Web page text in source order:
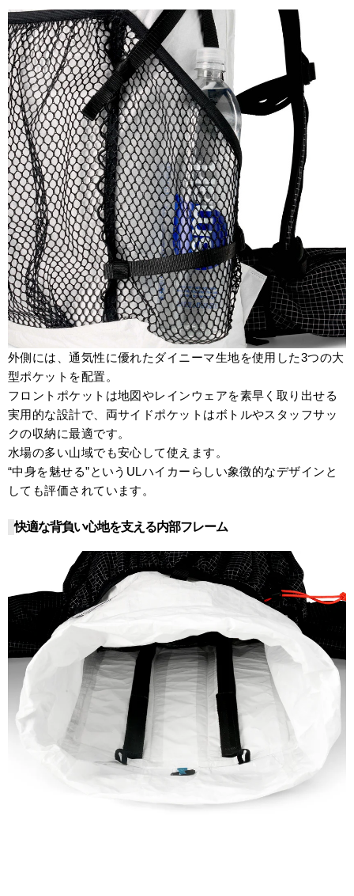
外側には、通気性に優れたダイニーマ生地を使用した3つの大
型ポケットを配置。
フロントポケットは地図やレインウェアを素早く取り出せる
実用的な設計で、両サイドポケットはボトルやスタッフサッ
クの収納に最適です。
水場の多い山域でも安心して使えます。
“中身を魅せる”というULハイカーらしい象徴的なデザインと
しても評価されています。
快適な背負い心地を支える内部フレーム